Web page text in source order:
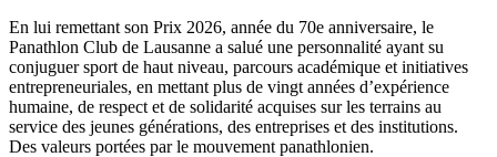
En lui remettant son Prix 2026, année du 70e anniversaire, le
Panathlon Club de Lausanne a salué une personnalité ayant su
conjuguer sport de haut niveau, parcours académique et initiatives
entrepreneuriales, en mettant plus de vingt années d’expérience
humaine, de respect et de solidarité acquises sur les terrains au
service des jeunes générations, des entreprises et des institutions.
Des valeurs portées par le mouvement panathlonien.